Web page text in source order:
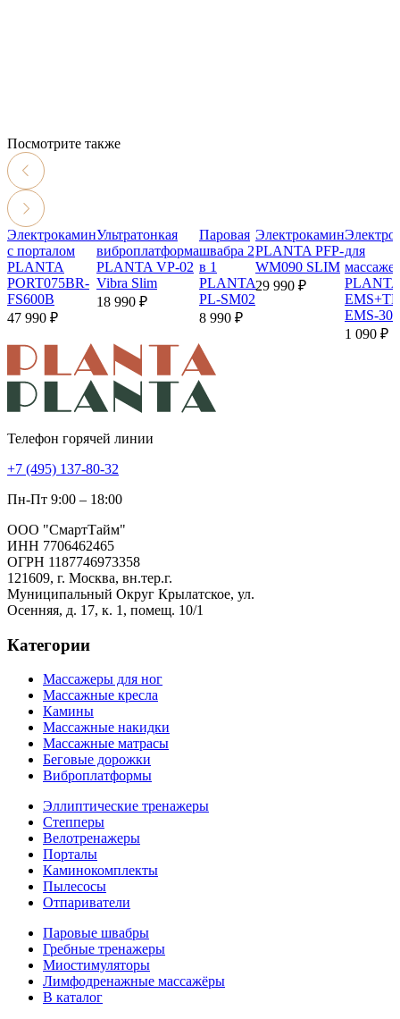
Посмотрите также
Электрокамин
с порталом
PLANTA
PORT075BR-
FS600B
47 990 ₽
Ультратонкая
виброплатформа
PLANTA VP-02
Vibra Slim
18 990 ₽
Паровая
швабра 2
в 1
PLANTA
PL-SM02
8 990 ₽
Электрокамин
PLANTA PFP-
WM090 SLIM
29 990 ₽
для
EMS-300
1 090 ₽
Телефон горячей линии
+7 (495) 137-80-32
Пн-Пт 9:00 – 18:00
ООО "СмартТайм"
ИНН 7706462465
ОГРН 1187746973358
121609, г. Москва, вн.тер.г.
Муниципальный Округ Крылатское, ул.
Осенняя, д. 17, к. 1, помещ. 10/1
Категории
Массажеры для ног
Массажные кресла
Камины
Массажные накидки
Массажные матрасы
Беговые дорожки
Виброплатформы
Эллиптические тренажеры
Степперы
Велотренажеры
Порталы
Каминокомплекты
Пылесосы
Отпариватели
Паровые швабры
Гребные тренажеры
Миостимуляторы
Лимфодренажные массажёры
В каталог